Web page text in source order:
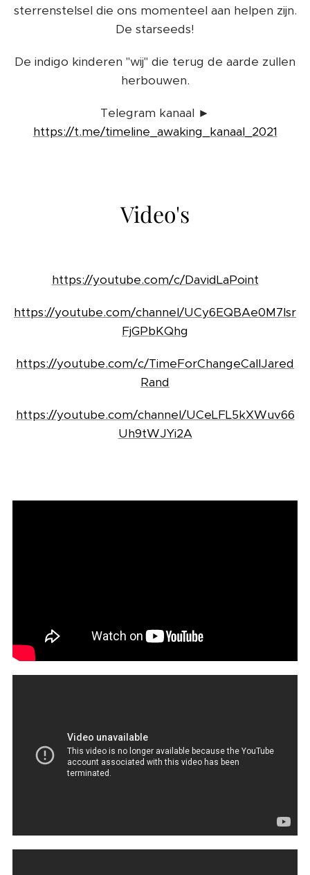
sterrenstelsel die ons momenteel aan helpen zijn.
De starseeds!
De indigo kinderen "wij" die terug de aarde zullen
herbouwen.
Telegram kanaal ►
https://t.me/timeline_awaking_kanaal_2021
Video's
https://youtube.com/c/DavidLaPoint
https://youtube.com/channel/UCy6EQBAe0M7lsr
FjGPbKQhg
https://youtube.com/c/TimeForChangeCallJared
Rand
https://youtube.com/channel/UCeLFL5kXWuv66
Uh9tWJYi2A